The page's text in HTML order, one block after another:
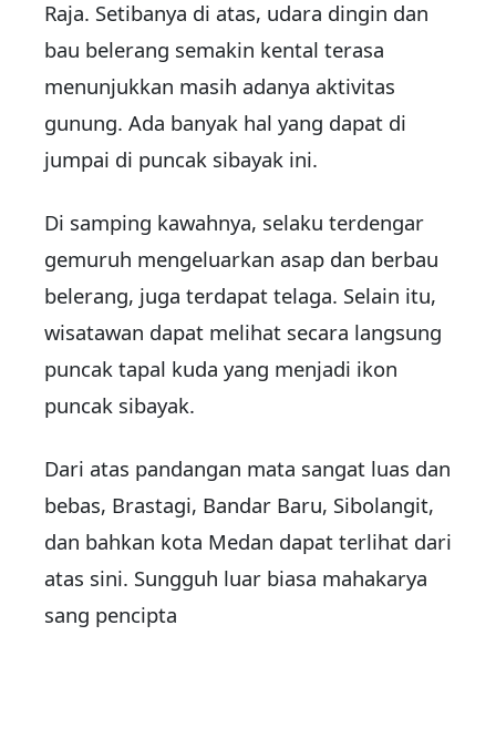
Raja. Setibanya di atas, udara dingin dan
bau belerang semakin kental terasa
menunjukkan masih adanya aktivitas
gunung. Ada banyak hal yang dapat di
jumpai di puncak sibayak ini.
Di samping kawahnya, selaku terdengar
gemuruh mengeluarkan asap dan berbau
belerang, juga terdapat telaga. Selain itu,
wisatawan dapat melihat secara langsung
puncak tapal kuda yang menjadi ikon
puncak sibayak.
Dari atas pandangan mata sangat luas dan
bebas, Brastagi, Bandar Baru, Sibolangit,
dan bahkan kota Medan dapat terlihat dari
atas sini. Sungguh luar biasa mahakarya
sang pencipta